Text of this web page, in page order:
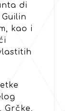
di
kao i